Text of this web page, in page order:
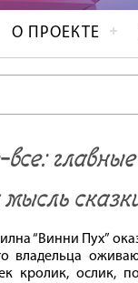
О ПРОЕКТЕ
“Винни Пух”
владельца
кролик, ослик,